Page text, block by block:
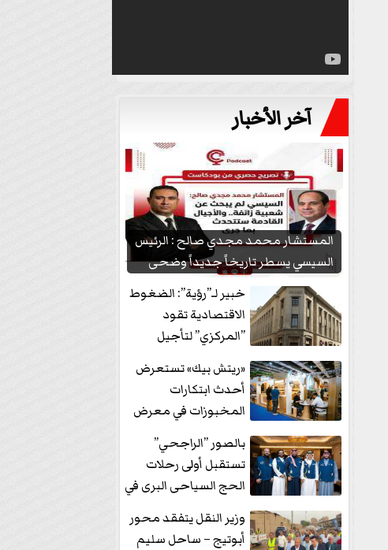
آخر الأخبار
المستشار محمد مجدي صالح : الرئيس
السيسي يسطر تاريخاً جديداً وضحى
بشعبيته...
خبير لـ”رؤية”: الضغوط
الاقتصادية تقود
”المركزي” لتأجيل
«ريتش بيك» تستعرض
أحدث ابتكارات
المخبوزات في معرض
منتجات...
بالصور ”الراجحي”
تستقبل أولى رحلات
الحج السياحى البرى في
وزير النقل يتفقد محور
أبوتيج – ساحل سليم